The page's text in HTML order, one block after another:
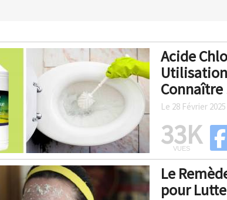
Acide
Connaître
Le 28 Février 2025
33K
VUES
Le
pour